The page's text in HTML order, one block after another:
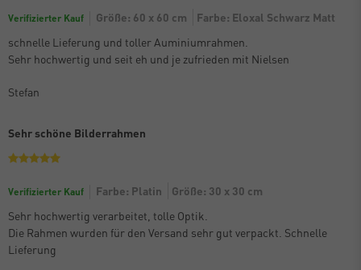
Verifizierter Kauf Größe: 60 x 60 cm
Farbe: Eloxal Schwarz Matt
schnelle Lieferung und toller Auminiumrahmen.
Sehr hochwertig und seit eh und je zufrieden mit Nielsen
Stefan
Sehr schöne Bilderrahmen
Verifizierter Kauf Farbe: Platin
Größe: 30 x 30 cm
Sehr hochwertig verarbeitet, tolle Optik.
Die Rahmen wurden für den Versand sehr gut verpackt. Schnelle
Lieferung